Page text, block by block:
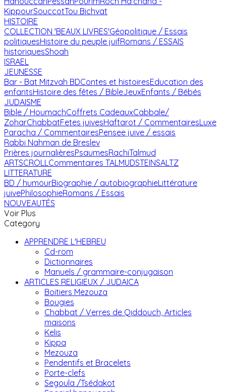
KippourSouccotTou Bichvat
HISTOIRE
COLLECTION 'BEAUX LIVRES'Géopolitique / Essais
politiquesHistoire du peuple juifRomans / ESSAIS
historiquesShoah
ISRAEL
JEUNESSE
Bar - Bat Mitzvah BDContes et histoiresEducation des
enfantsHistoire des fêtes / BibleJeuxEnfants / Bébés
JUDAISME
Bible / HoumachCoffrets CadeauxCabbale/
ZoharChabbatFetes juivesHaftarot / CommentairesLuxe
Paracha / CommentairesPensee juive / essais
Rabbi Nahman de Breslev
Prières journalièresPsaumesRachiTalmud
ARTSCROLL Commentaires TALMUDSTEINSALTZ
LITTERATURE
BD / humourBiographie / autobiographieLittérature
juivePhilosophieRomans / Essais
NOUVEAUTÉS
Voir Plus
Category
APPRENDRE L'HEBREU
Cd-rom
Dictionnaires
Manuels / grammaire-conjugaison
ARTICLES RELIGIEUX / JUDAICA
Boitiers Mezouza
Bougies
Chabbat / Verres de Qiddouch, Articles
maisons
Kelis
Kippa
Mezouza
Pendentifs et Bracelets
Porte-clefs
Segoula /Tsédakot